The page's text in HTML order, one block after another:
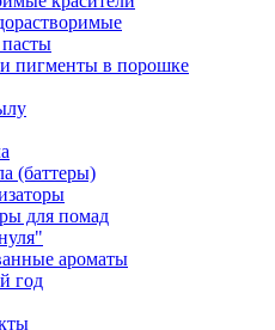
пигменты в порошке
(баттеры)
для помад
ароматы
год